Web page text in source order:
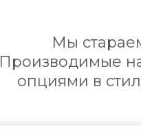
Мы
Производимые
опциями в